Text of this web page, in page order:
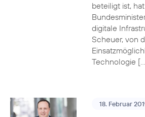
beteiligt ist,
digitale
Scheuer, von
Technologie
18. Februar